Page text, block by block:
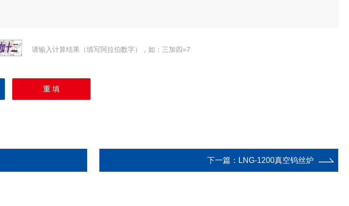
请输入计算结果（填写阿拉伯数字），如：三加四=7
下一篇： LNG-1200真空钨丝炉